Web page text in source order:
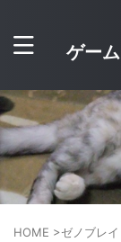
ゲー
HOME >ゼノブレ